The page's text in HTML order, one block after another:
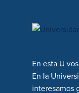
En esta U
En la
interesamos